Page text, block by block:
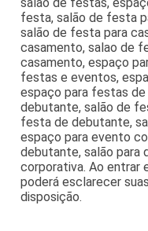
festa, salão de festa
salão de festa para
casamento, salao de
casamento, espaço
festas e eventos,
espaço para festas
debutante, salão de
festa de debutante,
espaço para evento
debutante, salão para
corporativa. Ao entrar
poderá esclarecer
disposição.